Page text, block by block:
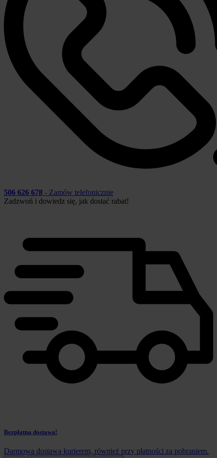
506 626 678 - Zamów telefonicznie
Zadzwoń i dowiedz się, jak dostać rabat!
Bezpłatna dostawa!
Darmowa dostawa kurierem, również przy płatności za pobraniem.